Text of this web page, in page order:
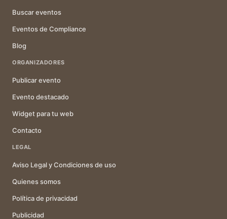
Buscar eventos
Eventos de Compliance
Blog
ORGANIZADORES
Publicar evento
Evento destacado
Widget para tu web
Contacto
LEGAL
Aviso Legal y Condiciones de uso
Quienes somos
Política de privacidad
Publicidad